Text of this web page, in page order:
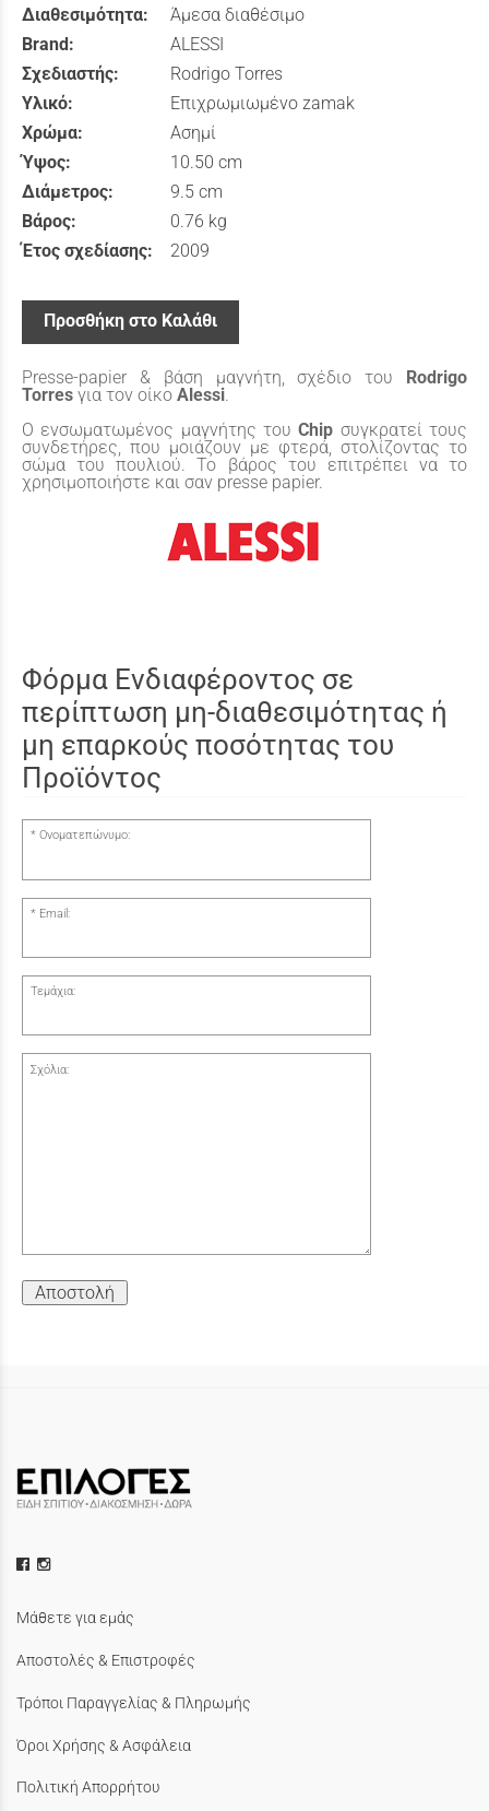
Διαθεσιμότητα:
Άμεσα διαθέσιμο
Brand:
ALESSI
Σχεδιαστής:
Rodrigo Torres
Υλικό:
Επιχρωμιωμένο zamak
Χρώμα:
Ασημί
Ύψος:
10.50 cm
Διάμετρος:
9.5 cm
Βάρος:
0.76 kg
Έτος σχεδίασης:
2009
Προσθήκη στο Καλάθι
Presse-papier & βάση μαγνήτη, σχέδιο του Rodrigo
Torres για τον οίκο Alessi.
O ενσωματωμένος μαγνήτης τουChip συγκρατεί τους
συνδετήρες, που μοιάζουν με φτερά, στολίζοντας το
σώμα του πουλιού. Το βάρος του επιτρέπει να το
χρησιμοποιήστε και σαν presse papier.
Φόρμα Ενδιαφέροντος σε
περίπτωση μη-διαθεσιμότητας ή
μη επαρκούς ποσότητας του
Προϊόντος
Ονοματεπώνυμο:
Email:
Τεμάχια:
Σχόλια:
Αποστολή
Μάθετε για εμάς
Αποστολές & Επιστροφές
Τρόποι Παραγγελίας & Πληρωμής
Όροι Χρήσης & Ασφάλεια
Πολιτική Απορρήτου